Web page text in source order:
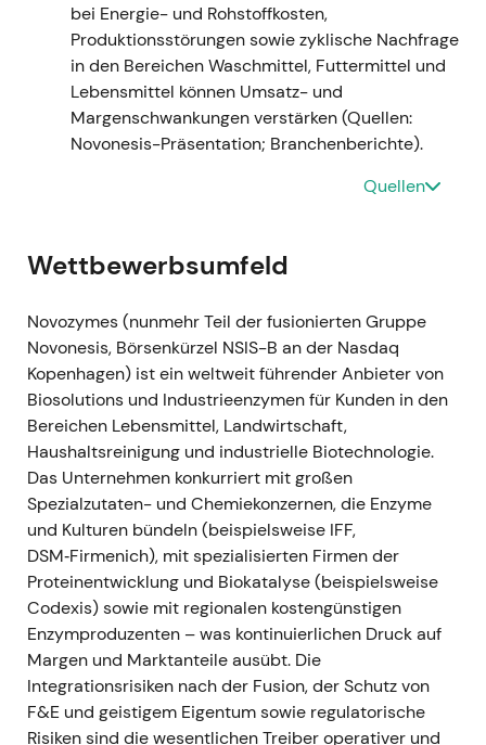
2024–2025 — Integration, Divestitur-
Umsetzung und Neubewertungspfad
Ereignis:Umsetzung der EU-Auflagen
(Veräußerung der Laktase-Aktivitäten) sowie
aktive Integrations- und Synergieprogramme;
Investorenmaterialien und Roadshows legten
Pro-forma-Kapitalstruktur und Synergieziele
[53][65][16][66]
hin zu einem Umsetzungstest – sollten
Synergien und Cross-Selling in den
Segmenten Food & Health sowie „Planetary
Health" tatsächlich greifen, hätte die Aktie das
Potenzial für eine Neubewertung als Premium-
Compounder; kurzfristig blieb die Skepsis
gegenüber Integrationskosten und
Margenverlauf bestehen.
[16][53]
Charttechnik: Seitwärtsbewegung mit
periodischen Aufwärtsphasen bei positiven
Umsetzungsmeldungen und Rücksetzern bei
Bedenken zu Integrationskosten und
Margenrealisierung.
---
April 2026 — Kapazitätserweiterung
(Bolt-on-Akquisition)
bei Energie- und Rohstoffkosten,
Produktionsstörungen sowie zyklische Nachfrage
in den Bereichen Waschmittel, Futtermittel und
Lebensmittel können Umsatz- und
Margenschwankungen verstärken (Quellen:
Novonesis-Präsentation; Branchenberichte).
Quellen
Wettbewerbsumfeld
Novozymes (nunmehr Teil der fusionierten Gruppe
Novonesis, Börsenkürzel NSIS-B an der Nasdaq
Kopenhagen) ist ein weltweit führender Anbieter von
Biosolutions und Industrieenzymen für Kunden in den
Bereichen Lebensmittel, Landwirtschaft,
Haushaltsreinigung und industrielle Biotechnologie.
Das Unternehmen konkurriert mit großen
Spezialzutaten- und Chemiekonzernen, die Enzyme
und Kulturen bündeln (beispielsweise IFF,
DSM‑Firmenich), mit spezialisierten Firmen der
Proteinentwicklung und Biokatalyse (beispielsweise
Codexis) sowie mit regionalen kostengünstigen
Enzymproduzenten – was kontinuierlichen Druck auf
Margen und Marktanteile ausübt. Die
Integrationsrisiken nach der Fusion, der Schutz von
F&E und geistigem Eigentum sowie regulatorische
Risiken sind die wesentlichen Treiber operativer und